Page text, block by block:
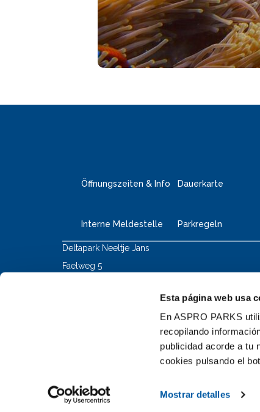
Esta página web usa
En ASPRO PARKS
recopilando
publicidad acorde a tu
cookies pulsando el
Mostrar detalles
Öffnungszeiten & Info Dauerkarte
Interne Meldestelle Parkregeln
Deltapark Neeltje Jans
Faelweg 5
Newsletter auf dem Laufenden! (Niederländisch)